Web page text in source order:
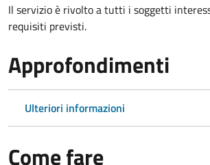
Il servizio è rivolto a tutti i soggetti
requisiti previsti.
Approfondimenti
Ulteriori informazioni
Come fare